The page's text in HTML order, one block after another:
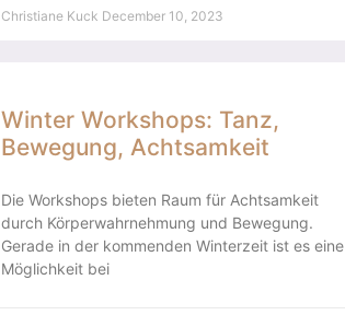
Christiane Kuck December 10, 2023
Winter Workshops: Tanz,
Bewegung, Achtsamkeit
Die Workshops bieten Raum für Achtsamkeit
durch Körperwahrnehmung und Bewegung.
Gerade in der kommenden Winterzeit ist es eine
Möglichkeit bei